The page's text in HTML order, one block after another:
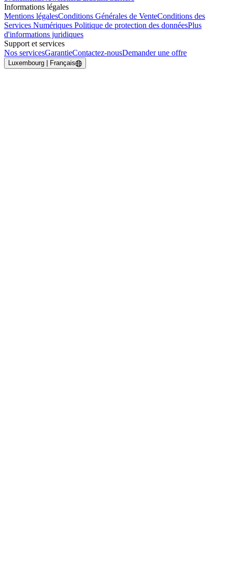
Informations légales
Mentions légalesConditions Générales de VenteConditions des
Services Numériques Politique de protection des donnéesPlus
d'informations juridiques
Support et services
Nos servicesGarantieContactez-nousDemander une offre
Luxembourg | Français